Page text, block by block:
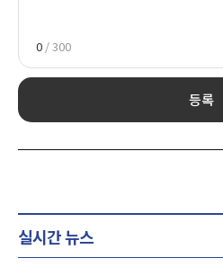
0 / 300
등록
실시간 뉴스